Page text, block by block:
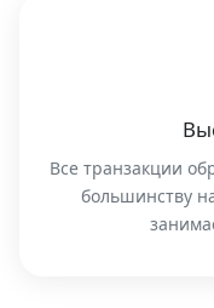
Все транзакции
большинству